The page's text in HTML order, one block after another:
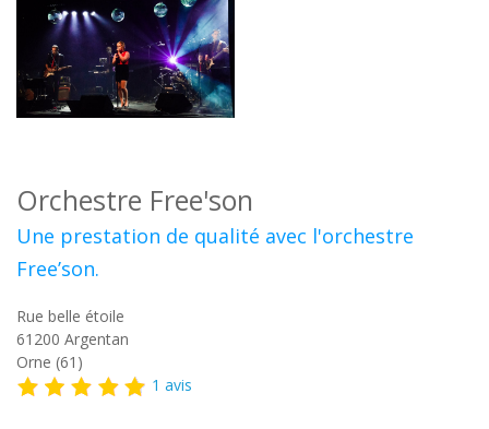
Orchestre Free'son
Une prestation de qualité avec l'orchestre
Free’son.
Rue belle étoile
61200 Argentan
Orne (61)
1 avis